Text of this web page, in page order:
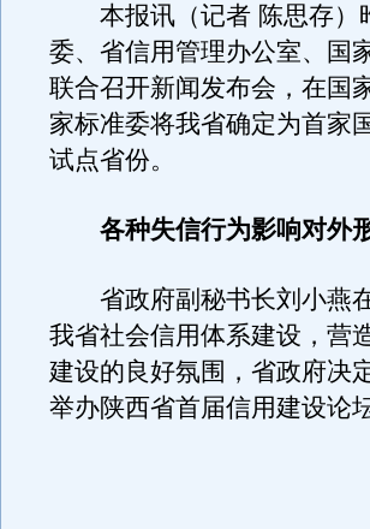
本报讯（记者 陈思存）
委、省信用管理办公室、国
联合召开新闻发布会，在国
家标准委将我省确定为首家
试点省份。
各种失信行为影响对外
省政府副秘书长刘小燕
我省社会信用体系建设，营
建设的良好氛围，省政府决
举办陕西省首届信用建设论坛